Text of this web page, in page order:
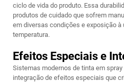
ciclo de vida do produto. Essa
produtos de cuidado que sofrem
em diversas condições e exposição
temperatura.
Efeitos Especiais e
Sistemas modernos de tinta em
integração de efeitos especiais que